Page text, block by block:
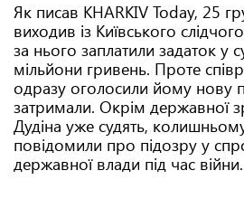
Як писав KHARKIV Today, 25
виходив із Київського
за нього заплатили задаток у
мільйони гривень. Проте
одразу оголосили йому нову
затримали. Окрім державної
Дудіна уже судять,
повідомили про підозру у
державної влади під час війни.